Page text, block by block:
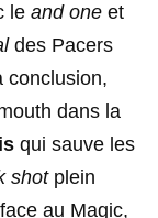
le and one et
des Pacers
conclusion,
dans la
qui sauve les
shotplein
face au Magic,